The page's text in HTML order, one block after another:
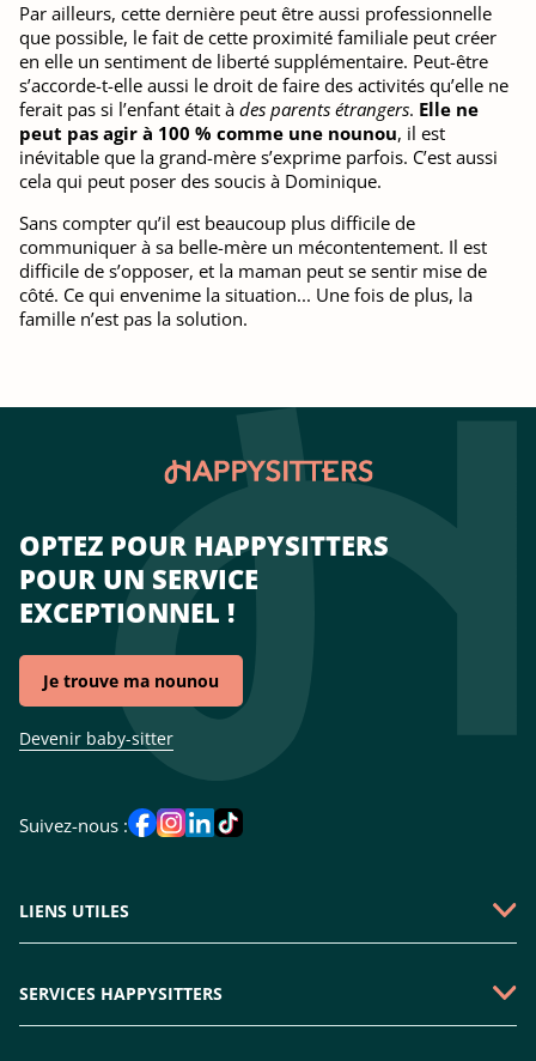
Par ailleurs, cette dernière peut être aussi professionnelle
que possible, le fait de cette proximité familiale peut créer
en elle un sentiment de liberté supplémentaire. Peut-être
s’accorde-t-elle aussi le droit de faire des activités qu’elle ne
ferait pas si l’enfant était à des parents étrangers. Elle ne
peut pas agir à 100 % comme une nounou, il est
inévitable que la grand-mère s’exprime parfois. C’est aussi
cela qui peut poser des soucis à Dominique.
Sans compter qu’il est beaucoup plus difficile de
communiquer à sa belle-mère un mécontentement. Il est
difficile de s’opposer, et la maman peut se sentir mise de
côté. Ce qui envenime la situation... Une fois de plus, la
famille n’est pas la solution.
OPTEZ POUR HAPPYSITTERS
POUR UN SERVICE
EXCEPTIONNEL !
Je trouve ma nounou
Devenir baby-sitter
Suivez-nous :
LIENS UTILES
Faire une demande
SERVICES HAPPYSITTERS